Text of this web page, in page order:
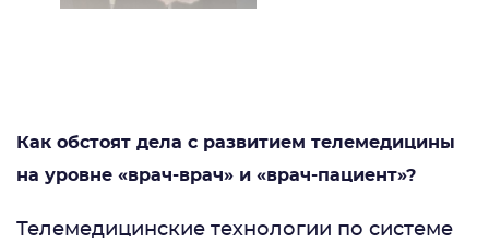
Как обстоят дела с развитием телемедицины
на уровне «врач-врач» и «врач-пациент»?
Телемедицинские технологии по системе